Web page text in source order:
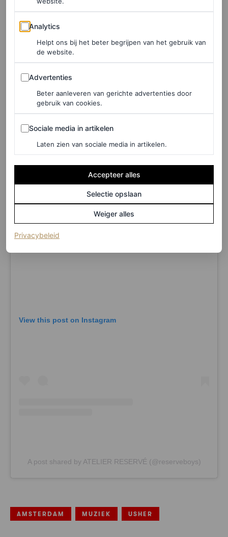
vijfdaagse verblijf in Nederland, maakt het extra
bijzonder. Het label, opgericht in Amsterdam in 2016,
staat bekend om zijn duurzame aanpak: Atelier Reservé
transformeert vintage kleding en restmaterialen tot
unieke high-end stukken. Dat blijft niet onopgemerkt.
tijdens Amsterdam Fashion Week groeit de naam
van hun karakteristieke ontwerpen.
View this post on Instagram
A post shared by ATELIER RESERVÉ (@reserveboys)
AMSTERDAM MUZIEK USHER
Analytics
Analytics
Helpt ons bij het beter begrijpen van het gebruik van
de website.
Advertenties
Advertenties
Beter aanleveren van gerichte advertenties door
gebruik van cookies.
Sociale media in artikelen
Sociale media in artikelen
Laten zien van sociale media in artikelen.
Accepteer alles
Selectie opslaan
Weiger alles
Privacybeleid